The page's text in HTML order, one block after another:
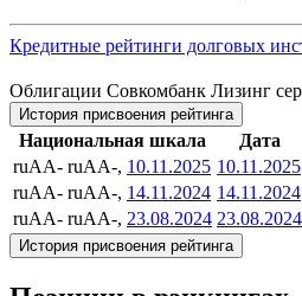
Кредитные рейтинги долговых
Облигации Совкомбанк Лизинг
История присвоения рейтинга
Национальная шкала
Дата
ruAA- ruAA-, 10.11.2025 10.11.2025
ruAA- ruAA-, 14.11.2024 14.11.2024
ruAA- ruAA-, 23.08.2024 23.08.2024
История присвоения рейтинга